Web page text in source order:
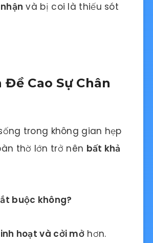
và bị coi là thiếu sót
Cao Sự Chân
trong không gian hẹp
thờ lớn trở nên bất khả
buộc không?
hoạt và cởi mở hơn.